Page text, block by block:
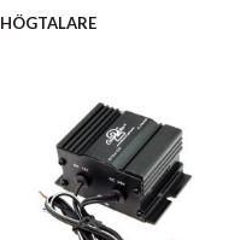
HÖGTALARE